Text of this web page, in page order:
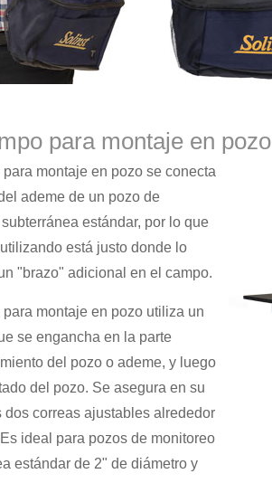
para montaje en pozo
para montaje en pozo se conecta
ademe de un pozo de
estándar, por lo que
está justo donde lo
"brazo" adicional en el campo.
para montaje en pozo utiliza un
se engancha en la parte
del pozo o ademe, y luego
del pozo. Se asegura en su
dos correas ajustables alrededor
ideal para pozos de monitoreo
estándar de 2" de diámetro y